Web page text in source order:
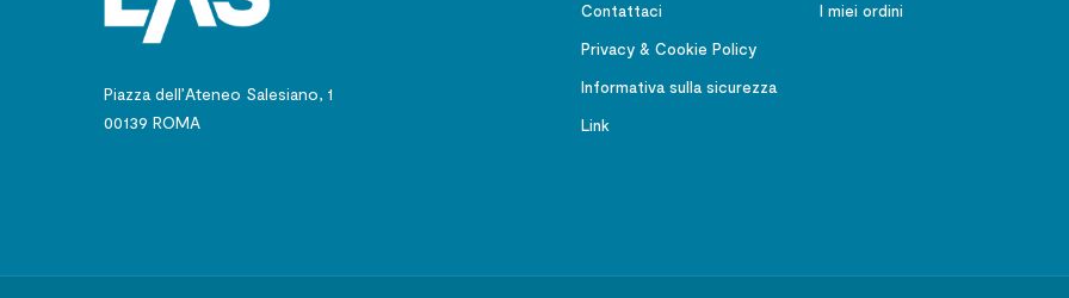
Piazza dell’Ateneo Salesiano, 1
00139 ROMA
Contattaci
Privacy & Cookie Policy
Informativa sulla sicurezza
Link
I miei ordini